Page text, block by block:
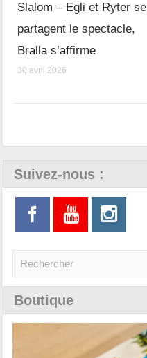
Slalom – Egli et Ryter se
partagent le spectacle,
Bralla s’affirme
30 avril 2026
Suivez-nous :
Boutique